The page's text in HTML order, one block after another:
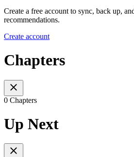
Create a free account to sync, back up,
recommendations.
Create account
Chapters
0 Chapters
Up Next